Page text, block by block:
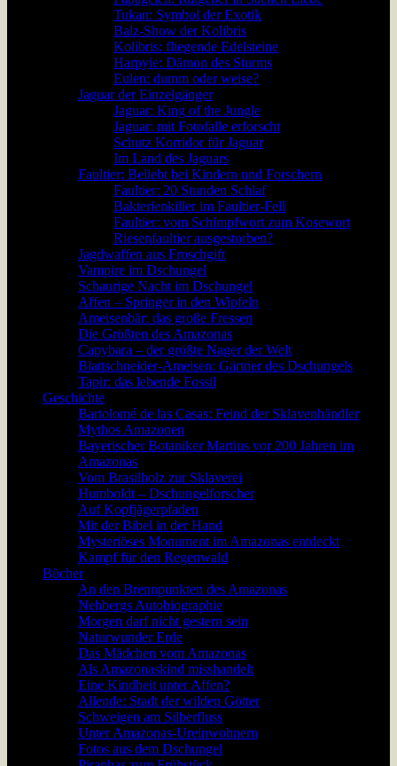
Tukan: Symbol der Exotik
Balz-Show der Kolibris
Kolibris: fliegende Edelsteine
Harpyie: Dämon des Sturms
Eulen: dumm oder weise?
Jaguar der Einzelgänger
Jaguar: King of the Jungle
Jaguar: mit Fotofalle erforscht
Schutz Korridor für Jaguar
Im Land des Jaguars
Faultier: Beliebt bei Kindern und Forschern
Faultier: 20 Stunden Schlaf
Bakterienkiller im Faultier-Fell
Faultier: vom Schimpfwort zum Kosewort
Riesenfaultier ausgestorben?
Jagdwaffen aus Froschgift
Vampire im Dschungel
Schaurige Nacht im Dschungel
Affen – Springer in den Wipfeln
Ameisenbär: das große Fressen
Die Größten des Amazonas
Capybara – der größte Nager der Welt
Blattschneider-Ameisen: Gärtner des Dschungels
Tapir: das lebende Fossil
Geschichte
Bartolomé de las Casas: Feind der Sklavenhändler
Mythos Amazonen
Bayerischer Botaniker Martius vor 200 Jahren im
Amazonas
Vom Brasilholz zur Sklaverei
Humboldt – Dschungelforscher
Auf Kopfjägerpfaden
Mit der Bibel in der Hand
Mysteriöses Monument im Amazonas entdeckt
Kampf für den Regenwald
Bücher
An den Brennpunkten des Amazonas
Nehbergs Autobiographie
Morgen darf nicht gestern sein
Naturwunder Erde
Das Mädchen vom Amazonas
Als Amazonaskind misshandelt
Eine Kindheit unter Affen?
Allende: Stadt der wilden Götter
Schweigen am Silberfluss
Unter Amazonas-Ureinwohnern
Fotos aus dem Dschungel